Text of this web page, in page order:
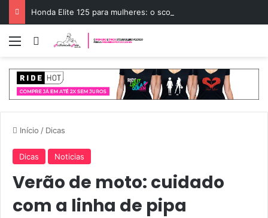
Honda Elite 125 para mulheres: o scooter ideal
Menu Entrar
Início / Dicas
Dicas Noticias
Verão de moto: cuidado
com a linha de pipa